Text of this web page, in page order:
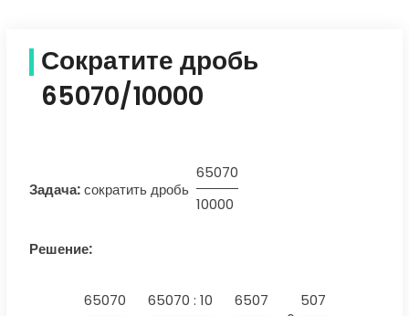
Сократите дробь
65070/10000
Задача:сократить дробь
65070
10000
Решение:
65070
65070 : 10
6507
507